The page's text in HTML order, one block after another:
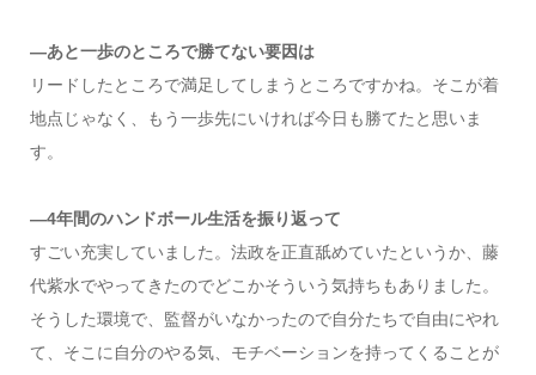
―あと一歩のところで勝てない要因は
リードしたところで満足してしまうところですかね。そこが着
地点じゃなく、もう一歩先にいければ今日も勝てたと思いま
す。
―4年間のハンドボール生活を振り返って
すごい充実していました。法政を正直舐めていたというか、藤
代紫水でやってきたのでどこかそういう気持ちもありました。
そうした環境で、監督がいなかったので自分たちで自由にやれ
て、そこに自分のやる気、モチベーションを持ってくることが